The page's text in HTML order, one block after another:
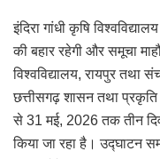
इंदिरा गांधी कृषि
की बहार रहेगी और समूचा
विश्वविद्यालय, रायपुर तथा
छत्तीसगढ़ शासन तथा
से 31 मई, 2026 तक तीन
किया जा रहा है। उद्घाटन